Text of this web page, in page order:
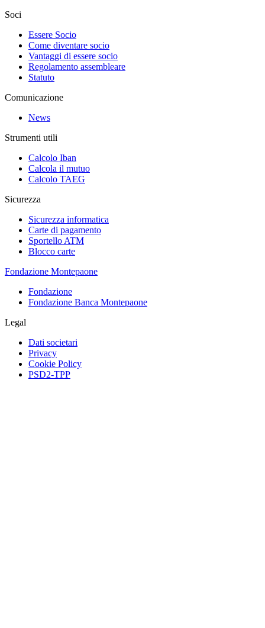
Soci
Essere Socio
Come diventare socio
Vantaggi di essere socio
Regolamento assembleare
Statuto
Comunicazione
News
Strumenti utili
Calcolo Iban
Calcola il mutuo
Calcolo TAEG
Sicurezza
Sicurezza informatica
Carte di pagamento
Sportello ATM
Blocco carte
Fondazione Montepaone
Fondazione
Fondazione Banca Montepaone
Legal
Dati societari
Privacy
Cookie Policy
PSD2-TPP